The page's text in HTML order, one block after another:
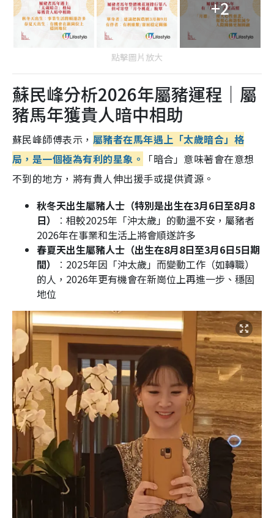
+2
點擊圖片放大
蘇民峰分析2026年屬豬運程｜屬
豬馬年獲貴人暗中相助
蘇民峰師傅表示， 屬豬者在馬年遇上「太歲暗合」格
局，是一個極為有利的星象。
「暗合」意味著會在意想
不到的地方，將有貴人伸出援手或提供資源。
秋冬天出生屬豬人士（特別是出生在3月6日至8月8
日）
︰相較2025年「沖太歲」的動盪不安，屬豬者
2026年在事業和生活上將會順遂許多
春夏天出生屬豬人士（出生在8月8日至3月6日5日期
間）
︰2025年因「沖太歲」而變動工作（如轉職）
的人，2026年更有機會在新崗位上再進一步、穩固
地位